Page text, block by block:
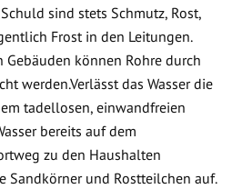
sind stets Schmutz, Rost,
Frost in den Leitungen.
können Rohre durch
werden.Verlässt das Wasser die
tadellosen, einwandfreien
bereits auf dem
zu den Haushalten
Sandkörner und Rostteilchen auf.